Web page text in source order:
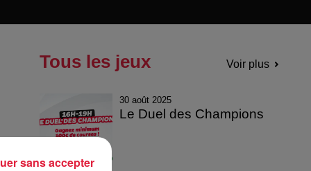
Tous les jeux Voir plus
30 août 2025
Le Duel des Champions
sans accepter